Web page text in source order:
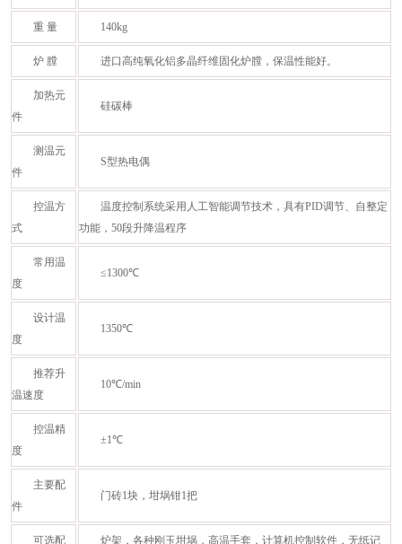
重 量 140kg
炉 膛 进口高纯氧化铝多晶纤维固化炉膛，保温性能好。
加热元
件
硅碳棒
测温元
件
S型热电偶
控温方
式
温度控制系统采用人工智能调节技术，具有PID调节、自整定
功能，50段升降温程序
常用温
度
≤1300℃
设计温
度
1350℃
推荐升
温速度
10℃/min
控温精
度
±1℃
主要配
件
门砖1块，坩埚钳1把
可选配 炉架，各种刚玉坩埚，高温手套，计算机控制软件，无纸记